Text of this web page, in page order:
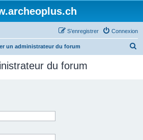
Connexion
S’enregistrer
un administrateur du forum
du forum